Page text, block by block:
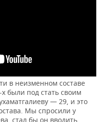
в неизменном составе
х были под стать своим
— 29, и это
Мы спросили у
стал бы он вводить